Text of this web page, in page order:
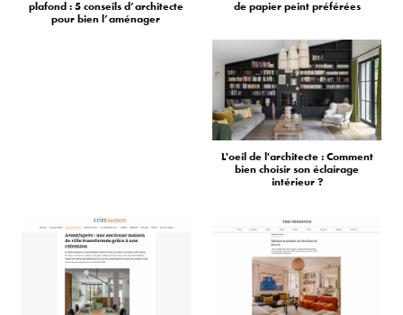
plafond : 5 conseils d’architecte
pour bien l’aménager
de papier peint préférées
L'oeil de l'architecte : Comment
bien choisir son éclairage
intérieur ?